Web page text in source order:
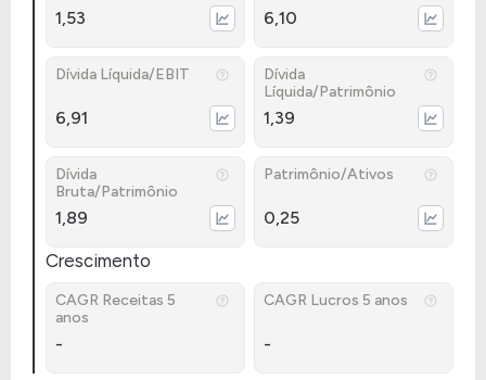
1,53 6,10
Dívida Líquida/EBIT
6,91
Dívida
Líquida/Patrimônio
1,39
Dívida
Bruta/Patrimônio
1,89
Patrimônio/Ativos
0,25
Crescimento
CAGR Receitas 5
anos
-
CAGR Lucros 5 anos
-